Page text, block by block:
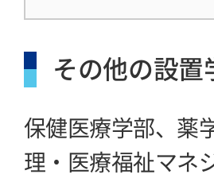
その他の設置
保健医療学部、薬
理・医療福祉マネ